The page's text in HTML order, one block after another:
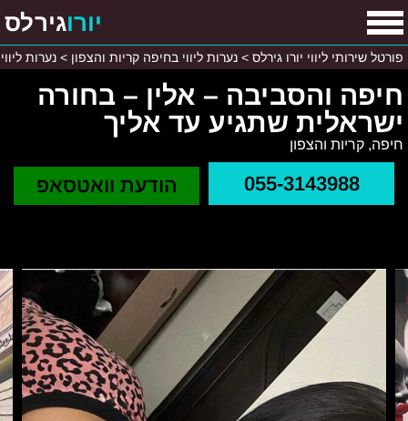
חיפה והסביבה – אלין – בחורה
ישראלית שתגיע עד אליך
חיפה, קריות והצפון
055-3143988 הודעת וואטסאפ
יורוגירלס
פורטל שירותי ליווי יורו גירלס > נערות ליווי בחיפה קריות והצפון > נערות